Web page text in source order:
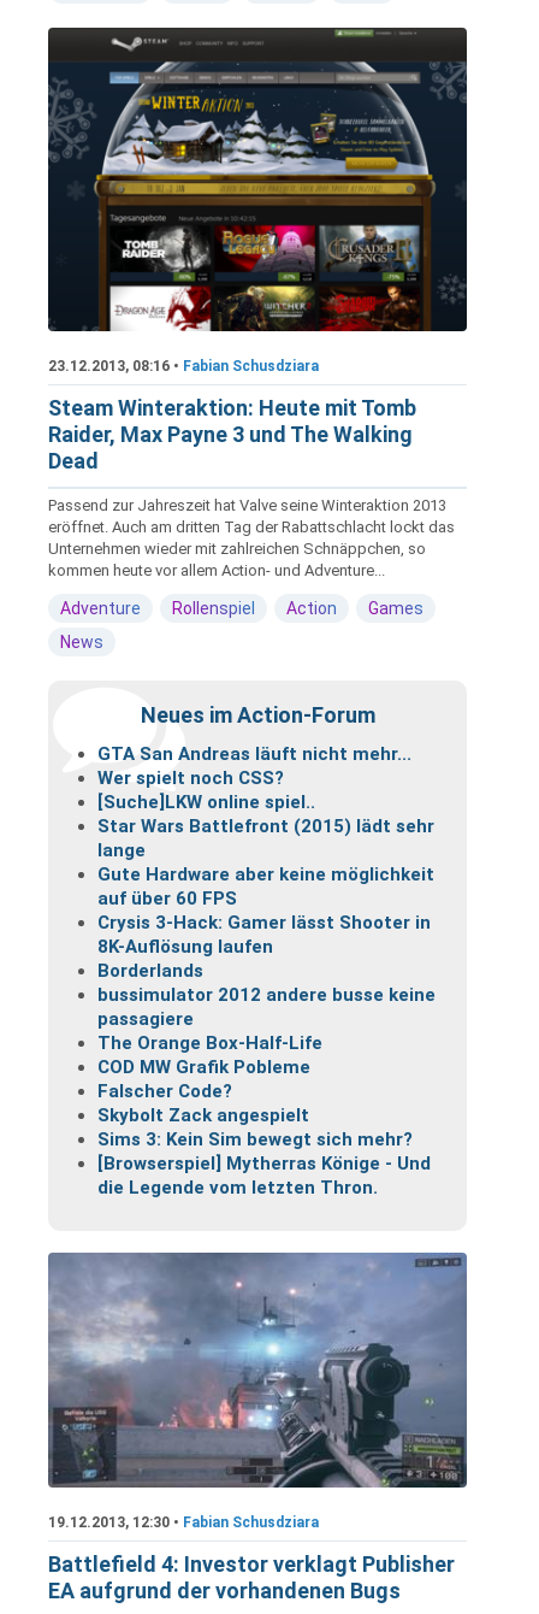
23.12.2013, 08:16 • Fabian Schusdziara
Steam Winteraktion: Heute mit Tomb
Raider, Max Payne 3 und The Walking
Dead
Passend zur Jahreszeit hat Valve seine Winteraktion 2013
eröffnet. Auch am dritten Tag der Rabattschlacht lockt das
Unternehmen wieder mit zahlreichen Schnäppchen, so
kommen heute vor allem Action- und Adventure...
Adventure Rollenspiel Action
Games
News
Neues im Action-Forum
GTA San Andreas läuft nicht mehr...
Wer spielt noch CSS?
[Suche]LKW online spiel..
Star Wars Battlefront (2015) lädt sehr
lange
Gute Hardware aber keine möglichkeit
auf über 60 FPS
Crysis 3-Hack: Gamer lässt Shooter in
8K-Auflösung laufen
Borderlands
bussimulator 2012 andere busse keine
passagiere
The Orange Box-Half-Life
COD MW Grafik Pobleme
Falscher Code?
Skybolt Zack angespielt
Sims 3: Kein Sim bewegt sich mehr?
[Browserspiel] Mytherras Könige - Und
die Legende vom letzten Thron.
19.12.2013, 12:30 • Fabian Schusdziara
Battlefield 4: Investor verklagt Publisher
EA aufgrund der vorhandenen Bugs